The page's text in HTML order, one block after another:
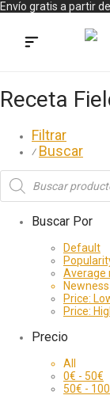
Envío gratis a partir
Receta
Filtrar
⁄ Buscar
Buscar Por
Default
Average
Newness
Price:
Price:
Precio
All
0€ - 50€
50€ - 100